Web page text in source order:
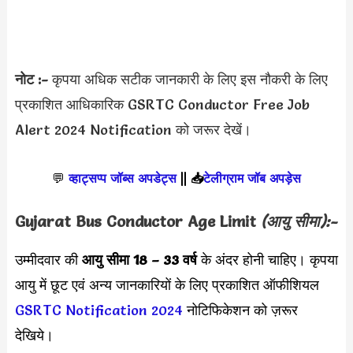
नोट :-कृपया अधिक सटीक जानकारी के लिए इस नौकरी के लिए
प्रकाशित आधिकारिक GSRTC Conductor Free Job
Alert 2024 Notification को जरूर देखें।
💬 व्हाट्सप्प जॉब्स अपडेट्स|| 📥टेलीग्राम जॉब अपड़ेस
Gujarat Bus Conductor Age Limit (आयु सीमा):-
उम्मीदवार कीआयु सीमा 18 – 33 वर्षके अंदर होनी चाहिए। कृपया
आयु में छूट एवं अन्य जानकारियों के लिए प्रकाशित ऑफीशियल
GSRTC Notification 2024 नोटिफिकेशन को ज़रूर
देखिये।